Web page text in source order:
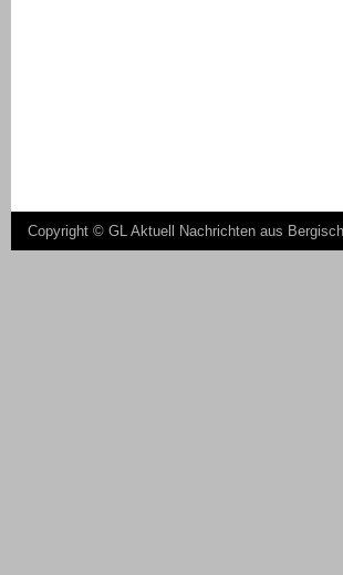
Copyright © GL Aktuell Nachrichten aus